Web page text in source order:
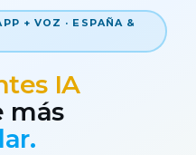
+ VOZ · ESPAÑA &
IA
más